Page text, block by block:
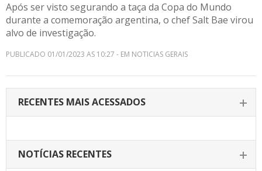
Após ser visto segurando a taça da Copa do Mundo
durante a comemoração argentina, o chef Salt Bae virou
alvo de investigação.
PUBLICADO 01/01/2023 AS 10:27 - EM NOTICIAS GERAIS
RECENTES MAIS ACESSADOS
NOTÍCIAS RECENTES